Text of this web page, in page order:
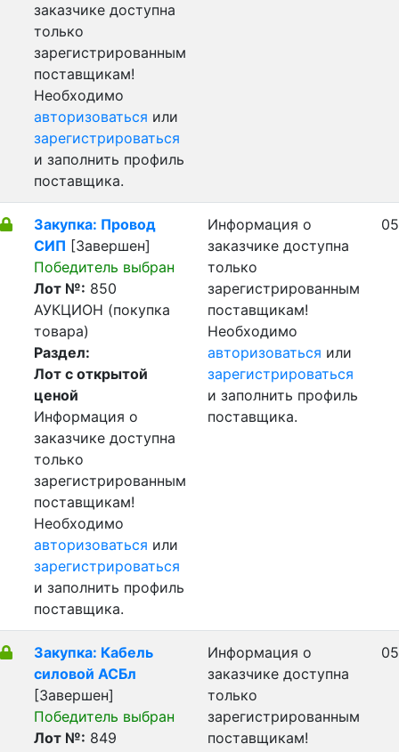
заказчике доступна
только
зарегистрированным
поставщикам!
Необходимо
авторизоваться или
зарегистрироваться
и заполнить профиль
поставщика.
Закупка: Провод
СИП [Завершен]
Победитель выбран
Лот №: 850
АУКЦИОН (покупка
товара)
Раздел:
Лот с открытой
ценой
Информация о
заказчике доступна
только
зарегистрированным
поставщикам!
Необходимо
авторизоваться или
зарегистрироваться
и заполнить профиль
поставщика.
Информация о
заказчике доступна
только
зарегистрированным
поставщикам!
Необходимо
авторизоваться или
зарегистрироваться
и заполнить профиль
поставщика.
Закупка: Кабель
силовой АСБл
[Завершен]
Победитель выбран
Лот №: 849
Информация о
заказчике доступна
только
зарегистрированным
поставщикам!